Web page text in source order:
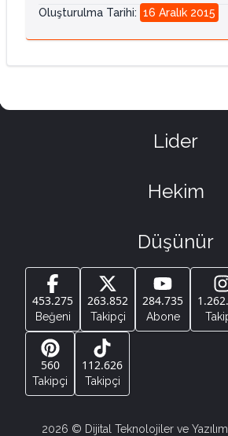
Oluşturulma Tarihi: 16 Aralık 2015
Lider
Hekim
Düşünür
453.275
Beğeni
263.852
Takipçi
284.735
Abone
560
Takipçi
112.626
Takipçi
2026 © Dijital Teknolojiler ve Yazılım